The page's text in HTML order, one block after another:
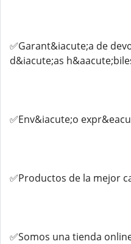
✅Garant&iacute;a de
d&iacute;as
✅Env&iacute;o
✅Productos de la mejor
✅Somos una tienda